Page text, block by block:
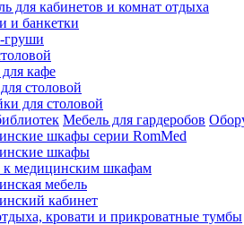
для кабинетов и комнат отдыха
и банкетки
груши
для кафе
столовой
для столовой
Мебель для гардеробов
шкафы серии RomMed
шкафы
медицинским шкафам
мебель
кабинет
кровати и прикроватные тумбы